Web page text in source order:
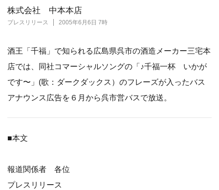
株式会社 中本本店
プレスリリース 2005年6月6日 7時
酒王「千福」で知られる広島県呉市の酒造メーカー三宅本
店では、同社コマーシャルソングの「♪千福一杯 いかが
です〜」(歌：ダークダックス）のフレーズが入ったバス
アナウンス広告を６月から呉市営バスで放送。
■本文
報道関係者 各位
プレスリリース